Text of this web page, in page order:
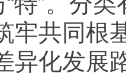
牢共同根
异化发展